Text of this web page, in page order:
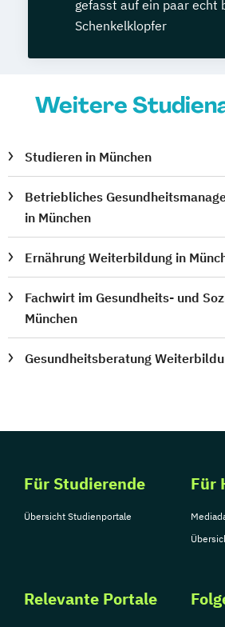
gefasst auf ein paar echt
Schenkelklopfer
Weitere
Studieren in München
Betriebliches
in München
Ernährung Weiterbildung in
Fachwirt im Gesundheits- und
München
Gesundheitsberatung
Für Studierende
Übersicht Studienportale
Für
Relevante Portale